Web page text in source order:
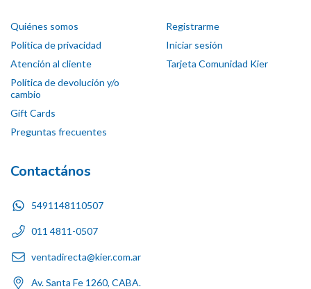
Quiénes somos
Política de privacidad
Atención al cliente
Política de devolución y/o
cambio
Gift Cards
Preguntas frecuentes
Registrarme
Iniciar sesión
Tarjeta Comunidad Kier
Contactános
5491148110507
011 4811-0507
ventadirecta@kier.com.ar
Av. Santa Fe 1260, CABA.